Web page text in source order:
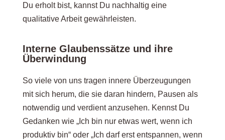
Du erholt bist, kannst Du nachhaltig eine
qualitative Arbeit gewährleisten.
Interne Glaubenssätze und ihre
Überwindung
So viele von uns tragen innere Überzeugungen
mit sich herum, die sie daran hindern, Pausen als
notwendig und verdient anzusehen. Kennst Du
Gedanken wie „Ich bin nur etwas wert, wenn ich
produktiv bin“ oder „Ich darf erst entspannen, wenn